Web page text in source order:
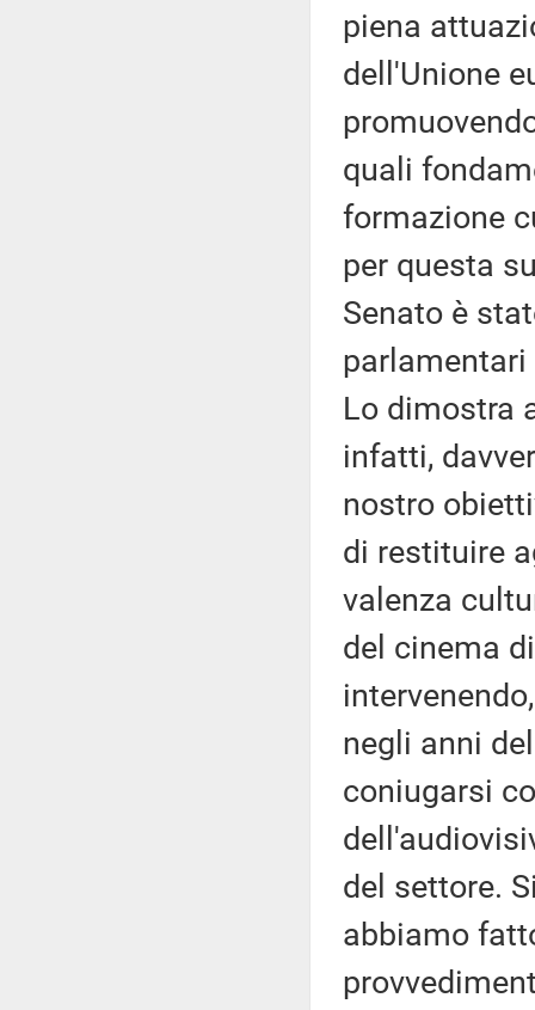
piena
dell'Unione
quali
formazione
per questa
Senato è
Lo dimostra
infatti,
nostro
di restituire
valenza
del cinema
negli anni
coniugarsi
del settore.
abbiamo